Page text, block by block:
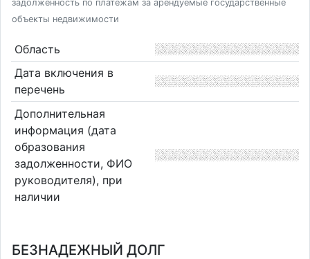
задолженность по платежам за арендуемые государственные
объекты недвижимости
Область
Дата включения в
перечень
Дополнительная
информация (дата
образования
задолженности, ФИО
руководителя), при
наличии
БЕЗНАДЕЖНЫЙ ДОЛГ